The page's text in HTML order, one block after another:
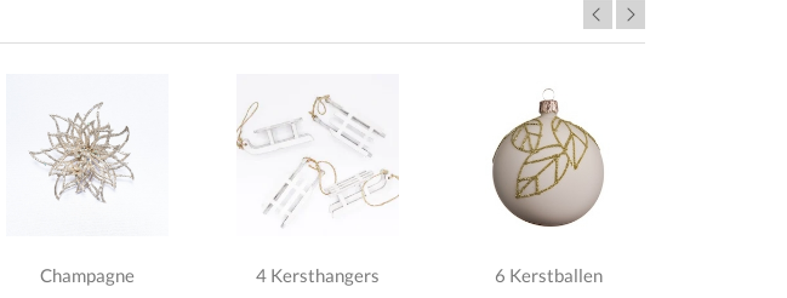
Champagne 4 Kersthangers 6 Kerstballen